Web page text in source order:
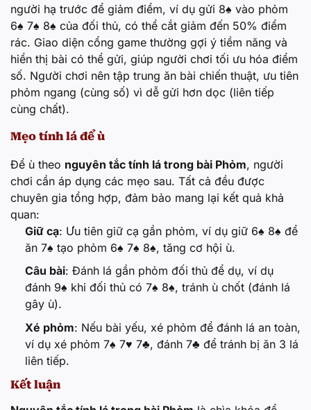
người hạ trước để giảm điểm, ví dụ gửi 8♠ vào phỏm
6♠ 7♠ 8♠ của đối thủ, có thể cắt giảm đến 50% điểm
rác. Giao diện cổng game thường gợi ý tiềm năng và
hiển thị bài có thể gửi, giúp người chơi tối ưu hóa điểm
số. Người chơi nên tập trung ăn bài chiến thuật, ưu tiên
phỏm ngang (cùng số) vì dễ gửi hơn dọc (liên tiếp
cùng chất).
Mẹo tính lá để ù
Để ù theo nguyên tắc tính lá trong bài Phỏm, người
chơi cần áp dụng các mẹo sau. Tất cả đều được
chuyên gia tổng hợp, đảm bảo mang lại kết quả khả
quan:
Giữ cạ: Ưu tiên giữ cạ gần phỏm, ví dụ giữ 6♠ 8♠ để
ăn 7♠ tạo phỏm 6♠ 7♠ 8♠, tăng cơ hội ù.
Câu bài: Đánh lá gần phỏm đối thủ để dụ, ví dụ
đánh 9♠ khi đối thủ có 7♠ 8♠, tránh ù chốt (đánh lá
gây ù).
Xé phỏm: Nếu bài yếu, xé phỏm để đánh lá an toàn,
ví dụ xé phỏm 7♠ 7♥ 7♣, đánh 7♣ để tránh bị ăn 3 lá
liên tiếp.
Kết luận